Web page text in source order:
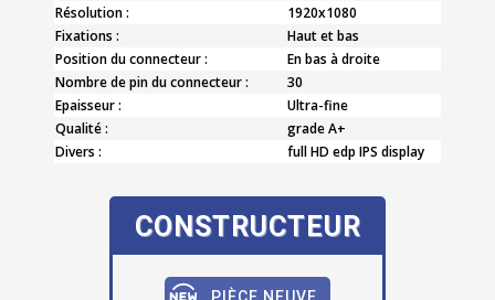
Résolution :
1920x1080
Fixations :
Haut et bas
Position du connecteur :
En bas à droite
Nombre de pin du connecteur :
30
Epaisseur :
Ultra-fine
Qualité :
grade A+
Divers :
full HD edp IPS display
CONSTRUCTEUR
PIÈCE NEUVE